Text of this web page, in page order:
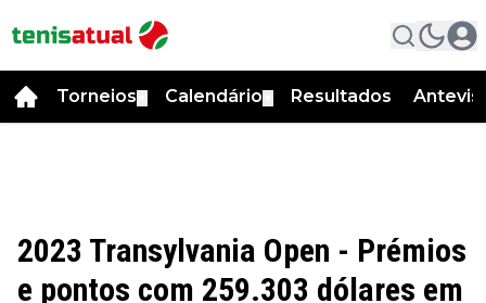
Torneios Calendário Resultados
2023 Transylvania Open - Prémios
e pontos com 259.303 dólares em